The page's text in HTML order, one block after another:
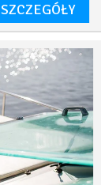
SZCZEGÓŁY